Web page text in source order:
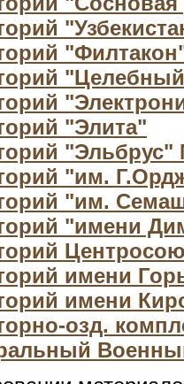
"Элита"
"им.
"им.
"имени
имени
имени
озд.